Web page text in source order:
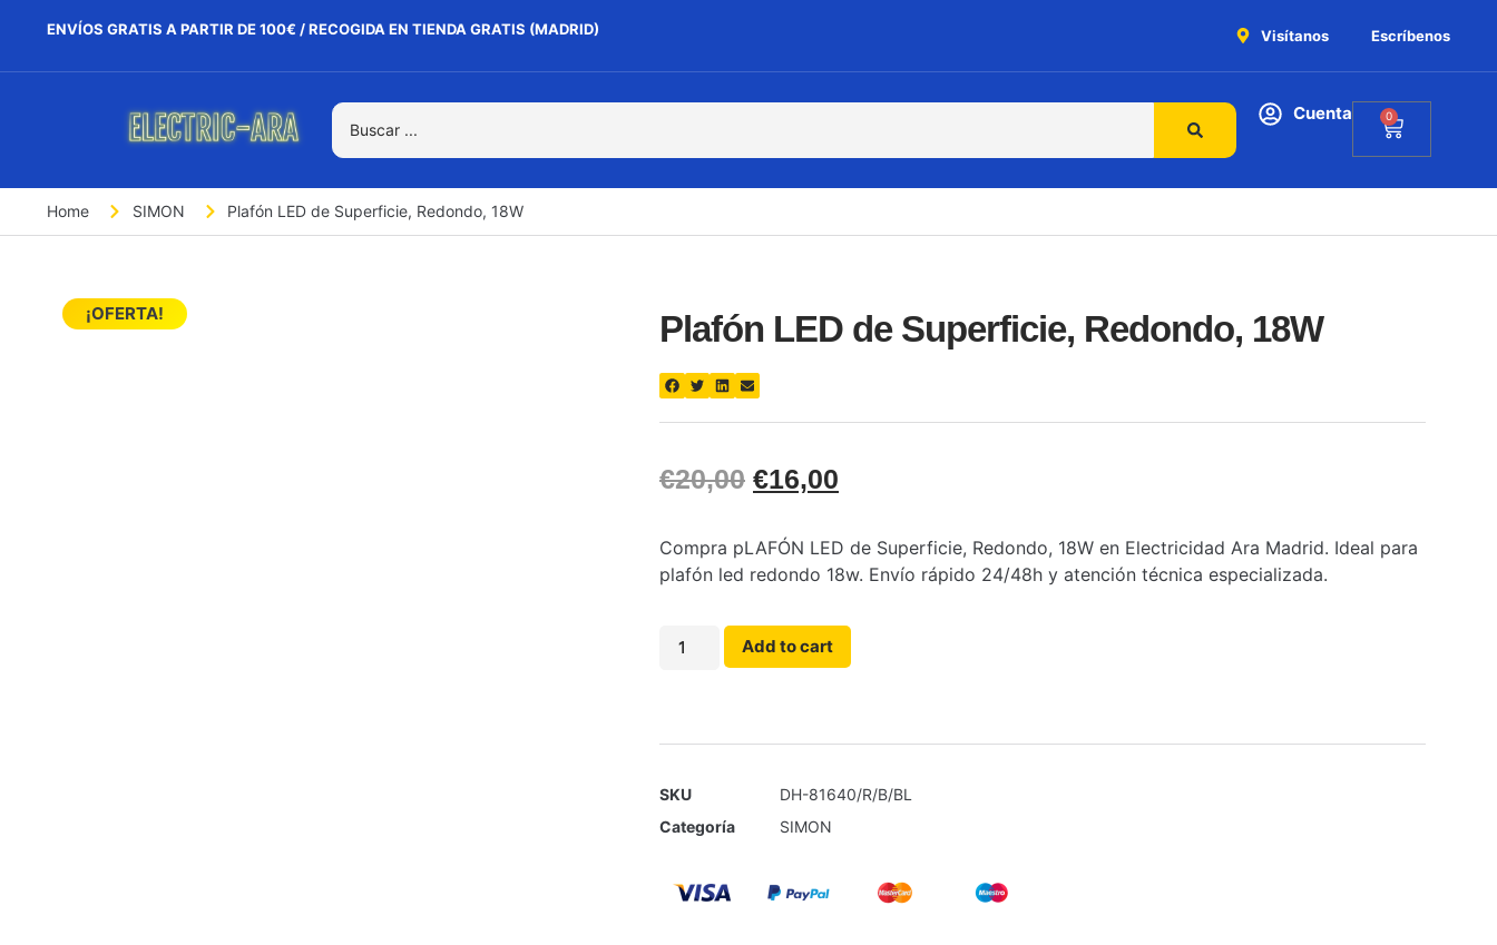
ENVÍOS GRATIS A PARTIR DE 100€ / RECOGIDA EN TIENDA GRATIS (MADRID) Visítanos Escríbenos
Cuenta 0
Home SIMON Plafón LED de Superficie, Redondo, 18W
¡OFERTA! Plafón LED de Superficie, Redondo, 18W
€20,00 €16,00
Compra pLAFÓN LED de Superficie, Redondo, 18W en Electricidad Ara Madrid. Ideal para
plafón led redondo 18w. Envío rápido 24/48h y atención técnica especializada.
Add to cart
SKU
DH-81640/R/B/BL
Categoría
SIMON